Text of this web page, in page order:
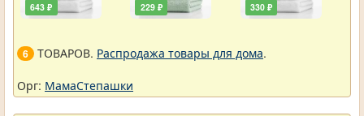
643 ₽ 229 ₽ 330 ₽
6 ТОВАРОВ. Распродажа товары для дома.
Орг: МамаСтепашки